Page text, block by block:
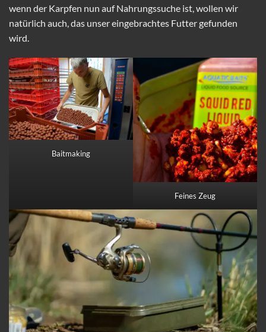
wenn der Karpfen nun auf Nahrungssuche ist, wollen wir
natürlich auch, das unser eingebrachtes Futter gefunden
wird.
Baitmaking
Feines Zeug